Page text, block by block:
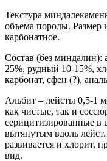
Текстура
объема породы. Размер
карбонатное.
Состав (без миндалин):
25%, рудный 10-15%,
карбонат, сфен (?),
Альбит – лейсты 0,5-1
как чистые, так и
серицитизированные в
вытянутым вдоль
развивается и хлорит,
вид.